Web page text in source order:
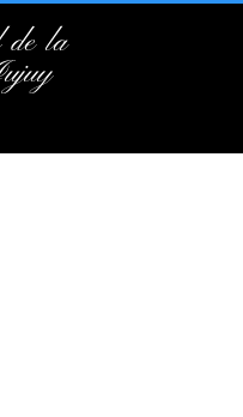
de la